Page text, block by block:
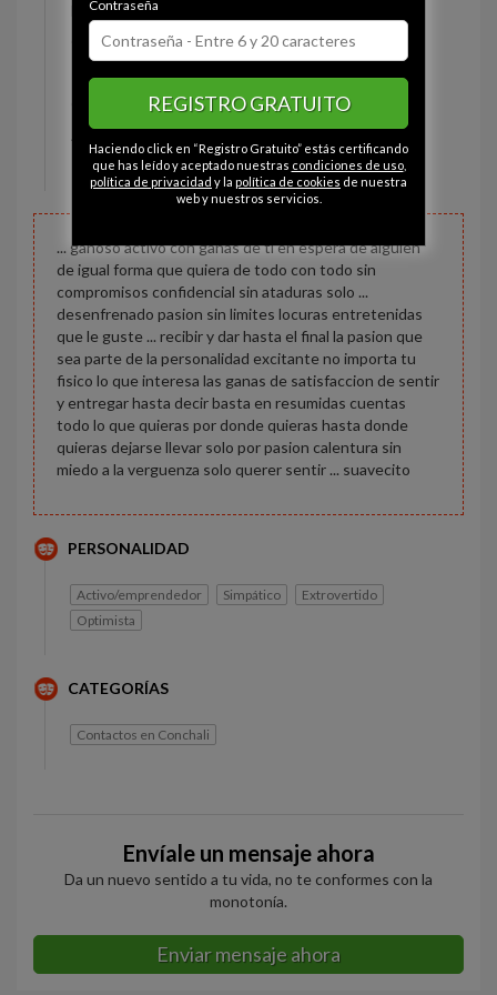
Estado civil:
Ojos: Marrón
Constitución: Normal
Altura: 177 cm
Peso: 80 kg
... ganoso activo con ganas de ti en espera de alguien
de igual forma que quiera de todo con todo sin
compromisos confidencial sin ataduras solo ...
desenfrenado pasion sin limites locuras entretenidas
que le guste ... recibir y dar hasta el final la pasion que
sea parte de la personalidad excitante no importa tu
fisico lo que interesa las ganas de satisfaccion de sentir
y entregar hasta decir basta en resumidas cuentas
todo lo que quieras por donde quieras hasta donde
quieras dejarse llevar solo por pasion calentura sin
miedo a la verguenza solo querer sentir ... suavecito
PERSONALIDAD
Activo/emprendedor Simpático
Extrovertido
Optimista
CATEGORÍAS
Contactos en Conchali
Envíale un mensaje ahora
Da un nuevo sentido a tu vida, no te conformes con la
monotonía.
Enviar mensaje ahora
Contraseña
REGISTRO GRATUITO
Haciendo click en “Registro Gratuito” estás certificando
que has leído y aceptado nuestras condiciones de uso,
política de privacidad y la política de cookies de nuestra
web y nuestros servicios.